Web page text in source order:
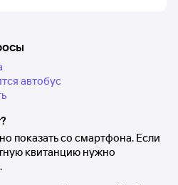
автобус
показать со смартфона. Если
квитанцию нужно